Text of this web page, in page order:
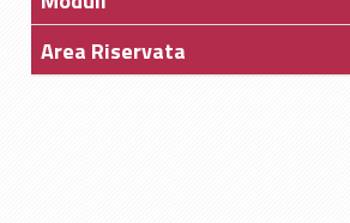
Area Riservata